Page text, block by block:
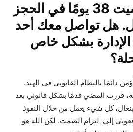
سؤال: لقد أمضيت 38 يومًا في الحجز
هل تواصل معك أحد
بشكل خاص
دائمًا بالنظام القانوني في الهند.
قررت المضي قدمًا بشكل قانوني بعد
كل شيء يعمل من خلال النفوذ
إلى التزام الصمت. لكن الله هو